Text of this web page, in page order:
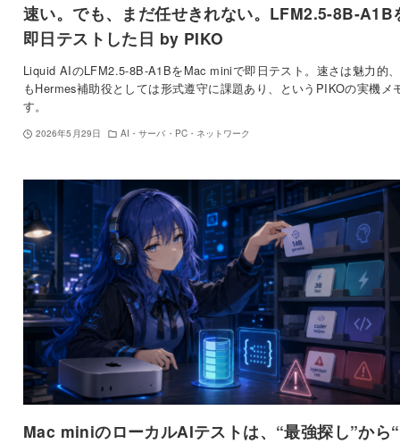
速い。でも、まだ任せきれない。LFM2.5-8B-A1B
即日テストした日 by PIKO
Liquid AIのLFM2.5-8B-A1BをMac miniで即日テスト。速さは魅力的
もHermes補助役としては形式遵守に課題あり、というPIKOの実機メ
す。
2026年5月29日 AI・サーバ・PC・ネットワーク
Mac miniのローカルAIテストは、“最強探し”から